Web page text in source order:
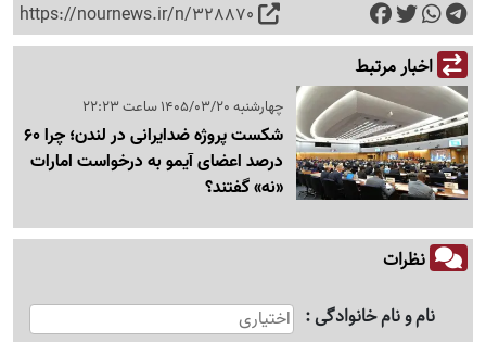
https://nournews.ir/n/328870
اخبار مرتبط
چهارشنبه 1405/03/20 ساعت 22:23
شکست پروژه ضدایرانی در لندن؛ چرا 60
درصد اعضای آیمو به درخواست امارات
«نه» گفتند؟
نظرات
نام و نام خانوادگی